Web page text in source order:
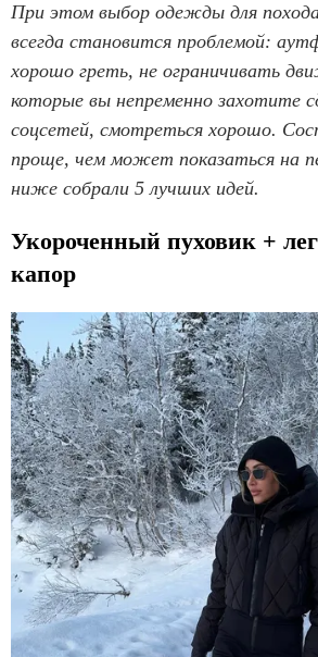
При этом выбор одежды для
всегда становится проблемой:
хорошо греть, не ограничивать
которые вы непременно захотите
соцсетей, смотреться хорошо.
проще, чем может показаться на
ниже собрали 5 лучших идей.
Укороченный пуховик +
капор